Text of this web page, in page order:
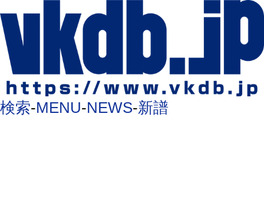
検索-MENU-NEWS-新譜